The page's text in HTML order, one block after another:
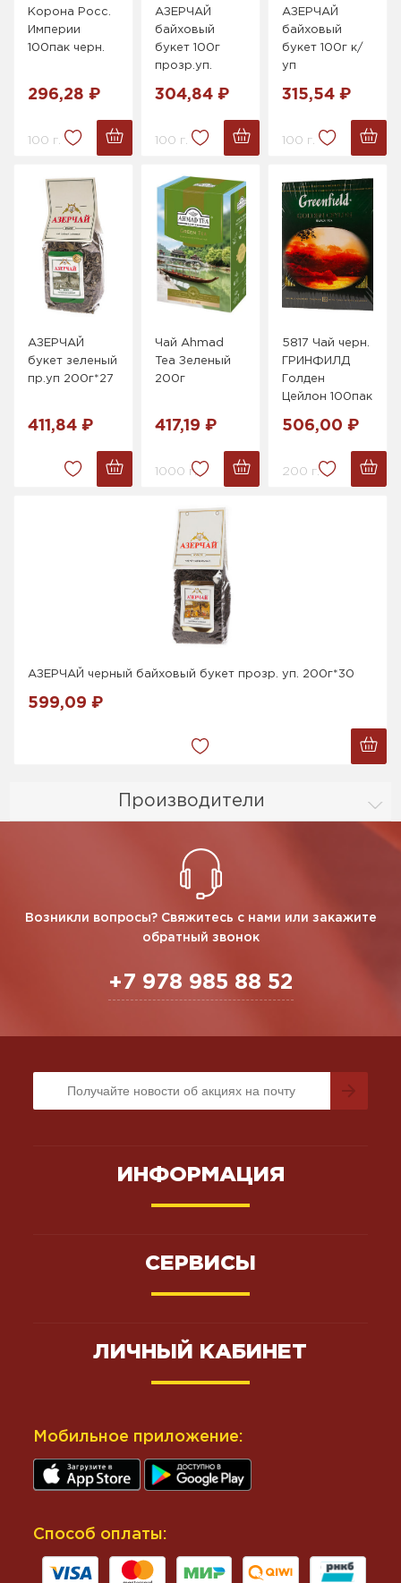
Производители
Корона Росс.
Империи
100пак черн.
296,28 ₽
100 г.
АЗЕРЧАЙ
байховый
букет 100г
прозр.уп.
304,84 ₽
100 г.
АЗЕРЧАЙ
байховый
букет 100г к/
уп
315,54 ₽
100 г.
АЗЕРЧАЙ
букет зеленый
пр.уп 200г*27
411,84 ₽
Чай Ahmad
Tea Зеленый
200г
417,19 ₽
1000 г.
5817 Чай черн.
ГРИНФИЛД
Голден
Цейлон 100пак
506,00 ₽
200 г.
АЗЕРЧАЙ черный байховый букет прозр. уп. 200г*30
599,09 ₽
Возникли вопросы? Свяжитесь с нами или закажите
обратный звонок
+7 978 985 88 52
ИНФОРМАЦИЯ
СЕРВИСЫ
ЛИЧНЫЙ КАБИНЕТ
Мобильное приложение:
Способ оплаты: